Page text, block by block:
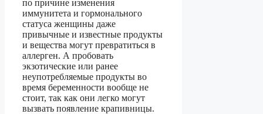
по причине изменения
иммунитета и гормонального
статуса женщины даже
привычные и известные продукты
и вещества могут превратиться в
аллерген. А пробовать
экзотические или ранее
неупотребляемые продукты во
время беременности вообще не
стоит, так как они легко могут
вызвать появление крапивницы.